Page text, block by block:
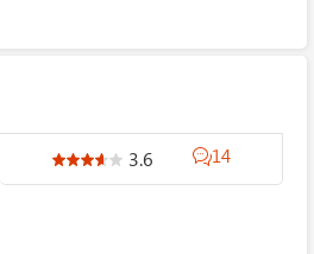
3.6 14